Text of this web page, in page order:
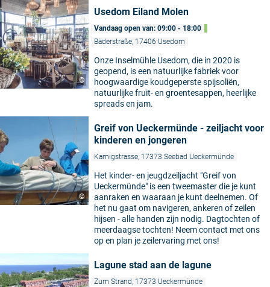
©
Usedom Eiland Molen
Vandaag open van: 09:00 - 18:00
Bäderstraße, 17406 Usedom
Onze Inselmühle Usedom, die in 2020 is
geopend, is een natuurlijke fabriek voor
hoogwaardige koudgeperste spijsoliën,
natuurlijke fruit- en groentesappen, heerlijke
spreads en jam.
©
Greif von Ueckermünde - zeiljacht voor
kinderen en jongeren
Kamigstrasse, 17373 Seebad Ueckermünde
Het kinder- en jeugdzeiljacht "Greif von
Ueckermünde" is een tweemaster die je kunt
aanraken en waaraan je kunt deelnemen. Of
het nu gaat om navigeren, ankeren of zeilen
hijsen - alle handen zijn nodig. Dagtochten of
meerdaagse tochten! Neem contact met ons
op en plan je zeilervaring met ons!
Lagune stad aan de lagune
Zum Strand, 17373 Ueckermünde